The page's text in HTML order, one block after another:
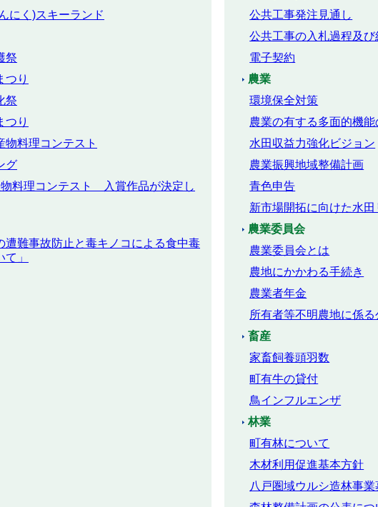
にく)スキーランド
祭
つり
祭
つり
物料理コンテスト
グ
料理コンテスト 入賞作品が決定し
遭難事故防止と毒キノコによる食中毒
」
公共工事発注見通し
公共工事の入札過程及び
電子契約
農業
環境保全対策
農業の有する多面的機
水田収益力強化ビジョン
農業振興地域整備計画
青色申告
新市場開拓に向けた水
農業委員会
農業委員会とは
農地にかかわる手続き
農業者年金
所有者等不明農地に係る
畜産
家畜飼養頭羽数
町有牛の貸付
鳥インフルエンザ
林業
町有林について
木材利用促進基本方針
八戸圏域ウルシ造林事